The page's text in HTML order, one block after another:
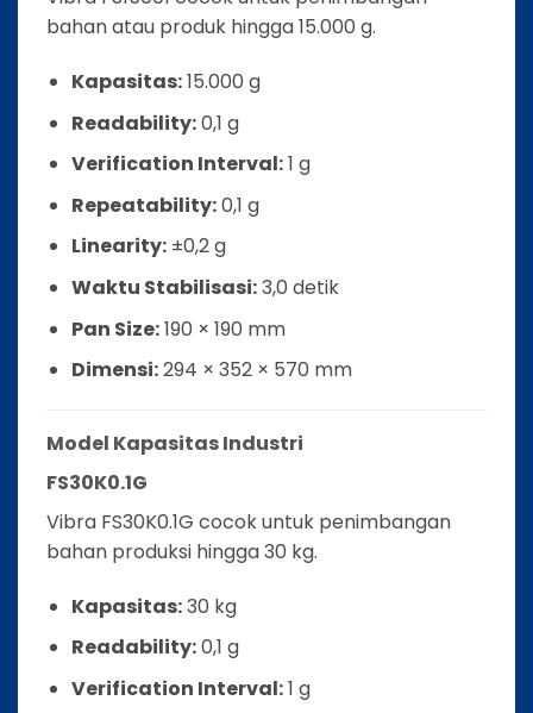
bahan atau produk hingga 15.000 g.
Kapasitas:15.000 g
Readability:0,1 g
Verification Interval:1 g
Repeatability:0,1 g
Linearity:±0,2 g
Waktu Stabilisasi:3,0 detik
Pan Size:190 × 190 mm
Dimensi:294 × 352 × 570 mm
Model Kapasitas Industri
FS30K0.1G
Vibra FS30K0.1G cocok untuk penimbangan
bahan produksi hingga 30 kg.
Kapasitas:30 kg
Readability:0,1 g
Verification Interval:1 g